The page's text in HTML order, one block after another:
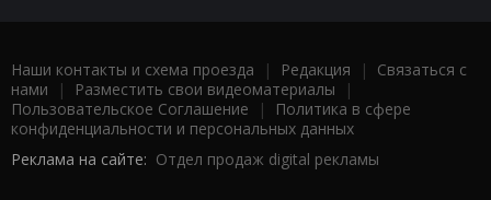
Наши контакты и схема проезда | Редакция | Связаться с
нами | Разместить свои видеоматериалы |
Пользовательское Соглашение |
Политика в сфере
конфиденциальности и персональных данных
Реклама на сайте: Отдел продаж digital рекламы